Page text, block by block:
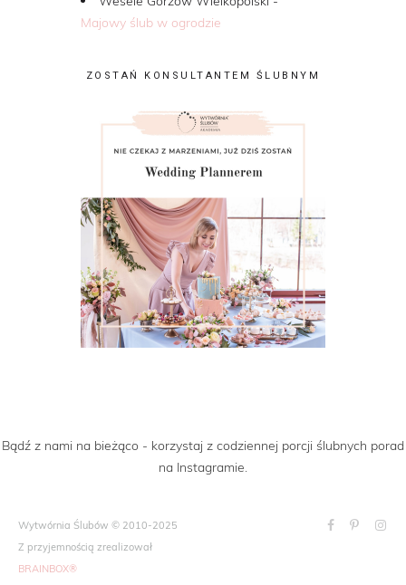
Majowy ślub w ogrodzie
ZOSTAŃ KONSULTANTEM ŚLUBNYM
Bądź z nami na bieżąco - korzystaj z codziennej porcji ślubnych porad
na Instagramie.
Wytwórnia Ślubów © 2010-2025
Z przyjemnością zrealizował
BRAINBOX®